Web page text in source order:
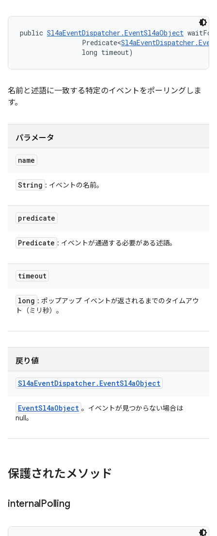
public Sl4aEventDispatcher.EventSl4aObject
                Predicate<
                long timeout)
名前と述語に一致する特定のイベントをポーリングしま
す。
パラメータ
name
String : イベントの名前。
predicate
Predicate : イベントが通過する必要がある述語。
timeout
long : ポップアップ イベントが返されるまでのタイムアウ
ト（ミリ秒）。
戻り値
Sl4aEventDispatcher. EventSl4aObject
EventSl4aObject 。イベントが見つからない場合は
null。
保護されたメソッド
internalPolling